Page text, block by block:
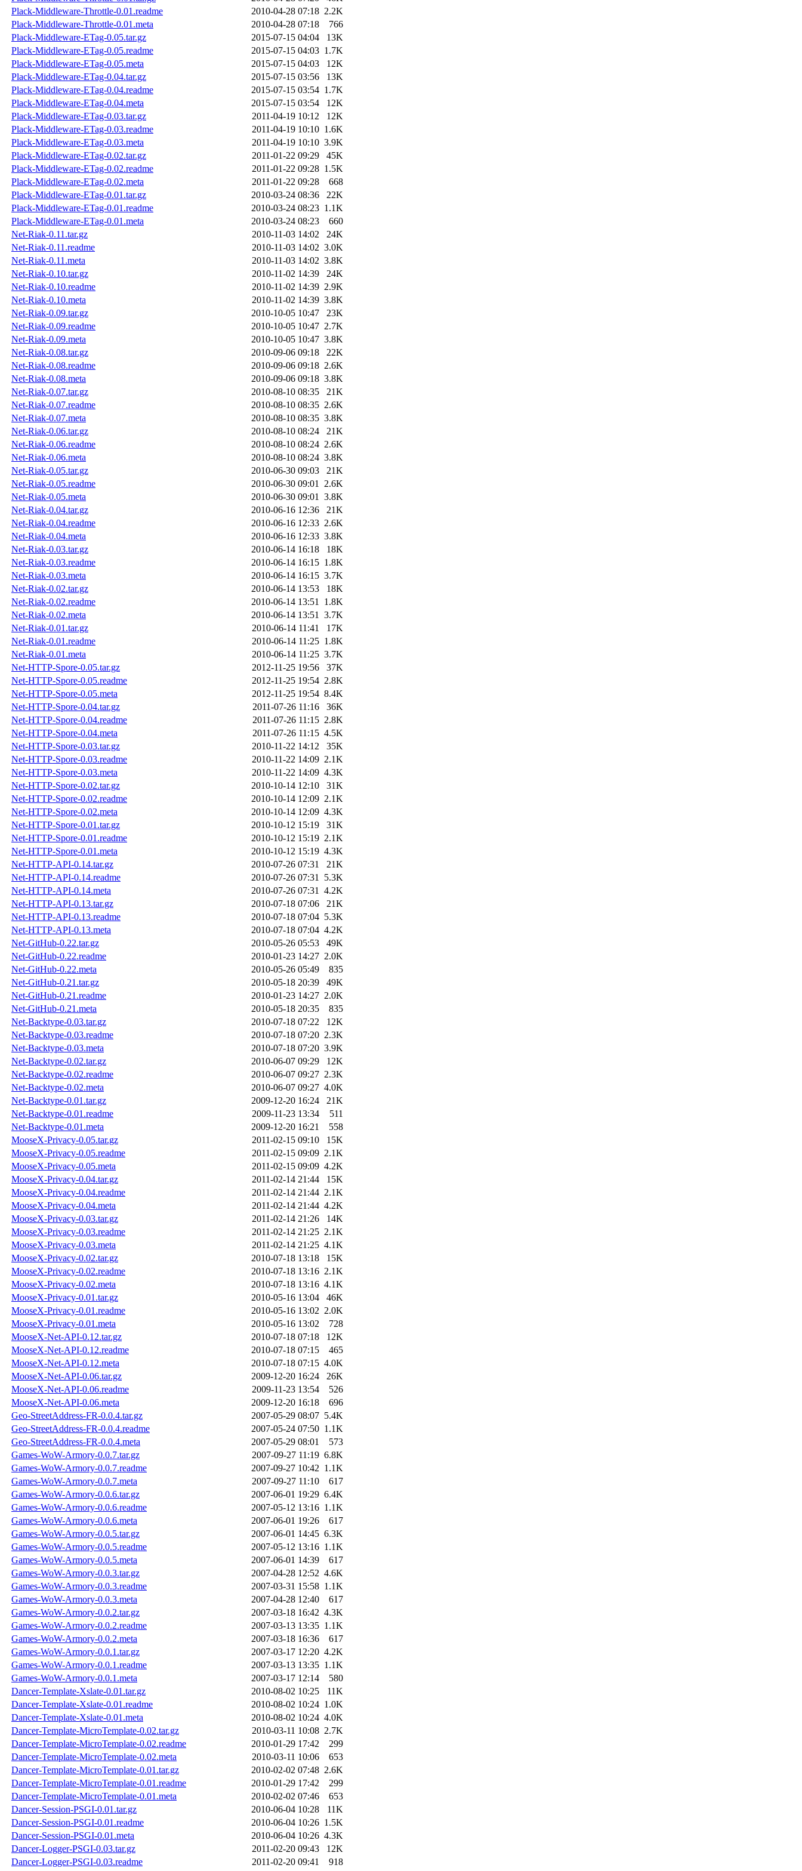
Plack-Middleware-Throttle-0.01.readme
2010-04-28 07:18 2.2K
Plack-Middleware-Throttle-0.01.meta
2010-04-28 07:18
766
Plack-Middleware-ETag-0.05.tar.gz
2015-07-15 04:04
13K
Plack-Middleware-ETag-0.05.readme
2015-07-15 04:03 1.7K
Plack-Middleware-ETag-0.05.meta
2015-07-15 04:03
12K
Plack-Middleware-ETag-0.04.tar.gz
2015-07-15 03:56
13K
Plack-Middleware-ETag-0.04.readme
2015-07-15 03:54 1.7K
Plack-Middleware-ETag-0.04.meta
2015-07-15 03:54
12K
Plack-Middleware-ETag-0.03.tar.gz
2011-04-19 10:12
12K
Plack-Middleware-ETag-0.03.readme
2011-04-19 10:10 1.6K
Plack-Middleware-ETag-0.03.meta
2011-04-19 10:10 3.9K
Plack-Middleware-ETag-0.02.tar.gz
2011-01-22 09:29
45K
Plack-Middleware-ETag-0.02.readme
2011-01-22 09:28 1.5K
Plack-Middleware-ETag-0.02.meta
2011-01-22 09:28
668
Plack-Middleware-ETag-0.01.tar.gz
2010-03-24 08:36
22K
Plack-Middleware-ETag-0.01.readme
2010-03-24 08:23 1.1K
Plack-Middleware-ETag-0.01.meta
2010-03-24 08:23
660
Net-Riak-0.11.tar.gz
2010-11-03 14:02
24K
Net-Riak-0.11.readme
2010-11-03 14:02 3.0K
Net-Riak-0.11.meta
2010-11-03 14:02 3.8K
Net-Riak-0.10.tar.gz
2010-11-02 14:39
24K
Net-Riak-0.10.readme
2010-11-02 14:39 2.9K
Net-Riak-0.10.meta
2010-11-02 14:39 3.8K
Net-Riak-0.09.tar.gz
2010-10-05 10:47
23K
Net-Riak-0.09.readme
2010-10-05 10:47 2.7K
Net-Riak-0.09.meta
2010-10-05 10:47 3.8K
Net-Riak-0.08.tar.gz
2010-09-06 09:18
22K
Net-Riak-0.08.readme
2010-09-06 09:18 2.6K
Net-Riak-0.08.meta
2010-09-06 09:18 3.8K
Net-Riak-0.07.tar.gz
2010-08-10 08:35
21K
Net-Riak-0.07.readme
2010-08-10 08:35 2.6K
Net-Riak-0.07.meta
2010-08-10 08:35 3.8K
Net-Riak-0.06.tar.gz
2010-08-10 08:24
21K
Net-Riak-0.06.readme
2010-08-10 08:24 2.6K
Net-Riak-0.06.meta
2010-08-10 08:24 3.8K
Net-Riak-0.05.tar.gz
2010-06-30 09:03
21K
Net-Riak-0.05.readme
2010-06-30 09:01 2.6K
Net-Riak-0.05.meta
2010-06-30 09:01 3.8K
Net-Riak-0.04.tar.gz
2010-06-16 12:36
21K
Net-Riak-0.04.readme
2010-06-16 12:33 2.6K
Net-Riak-0.04.meta
2010-06-16 12:33 3.8K
Net-Riak-0.03.tar.gz
2010-06-14 16:18
18K
Net-Riak-0.03.readme
2010-06-14 16:15 1.8K
Net-Riak-0.03.meta
2010-06-14 16:15 3.7K
Net-Riak-0.02.tar.gz
2010-06-14 13:53
18K
Net-Riak-0.02.readme
2010-06-14 13:51 1.8K
Net-Riak-0.02.meta
2010-06-14 13:51 3.7K
Net-Riak-0.01.tar.gz
2010-06-14 11:41
17K
Net-Riak-0.01.readme
2010-06-14 11:25 1.8K
Net-Riak-0.01.meta
2010-06-14 11:25 3.7K
Net-HTTP-Spore-0.05.tar.gz
2012-11-25 19:56
37K
Net-HTTP-Spore-0.05.readme
2012-11-25 19:54 2.8K
Net-HTTP-Spore-0.05.meta
2012-11-25 19:54 8.4K
Net-HTTP-Spore-0.04.tar.gz
2011-07-26 11:16
36K
Net-HTTP-Spore-0.04.readme
2011-07-26 11:15 2.8K
Net-HTTP-Spore-0.04.meta
2011-07-26 11:15 4.5K
Net-HTTP-Spore-0.03.tar.gz
2010-11-22 14:12
35K
Net-HTTP-Spore-0.03.readme
2010-11-22 14:09 2.1K
Net-HTTP-Spore-0.03.meta
2010-11-22 14:09 4.3K
Net-HTTP-Spore-0.02.tar.gz
2010-10-14 12:10
31K
Net-HTTP-Spore-0.02.readme
2010-10-14 12:09 2.1K
Net-HTTP-Spore-0.02.meta
2010-10-14 12:09 4.3K
Net-HTTP-Spore-0.01.tar.gz
2010-10-12 15:19
31K
Net-HTTP-Spore-0.01.readme
2010-10-12 15:19 2.1K
Net-HTTP-Spore-0.01.meta
2010-10-12 15:19 4.3K
Net-HTTP-API-0.14.tar.gz
2010-07-26 07:31
21K
Net-HTTP-API-0.14.readme
2010-07-26 07:31 5.3K
Net-HTTP-API-0.14.meta
2010-07-26 07:31 4.2K
Net-HTTP-API-0.13.tar.gz
2010-07-18 07:06
21K
Net-HTTP-API-0.13.readme
2010-07-18 07:04 5.3K
Net-HTTP-API-0.13.meta
2010-07-18 07:04 4.2K
Net-GitHub-0.22.tar.gz
2010-05-26 05:53
49K
Net-GitHub-0.22.readme
2010-01-23 14:27 2.0K
Net-GitHub-0.22.meta
2010-05-26 05:49
835
Net-GitHub-0.21.tar.gz
2010-05-18 20:39
49K
Net-GitHub-0.21.readme
2010-01-23 14:27 2.0K
Net-GitHub-0.21.meta
2010-05-18 20:35
835
Net-Backtype-0.03.tar.gz
2010-07-18 07:22
12K
Net-Backtype-0.03.readme
2010-07-18 07:20 2.3K
Net-Backtype-0.03.meta
2010-07-18 07:20 3.9K
Net-Backtype-0.02.tar.gz
2010-06-07 09:29
12K
Net-Backtype-0.02.readme
2010-06-07 09:27 2.3K
Net-Backtype-0.02.meta
2010-06-07 09:27 4.0K
Net-Backtype-0.01.tar.gz
2009-12-20 16:24
21K
Net-Backtype-0.01.readme
2009-11-23 13:34
511
Net-Backtype-0.01.meta
2009-12-20 16:21
558
MooseX-Privacy-0.05.tar.gz
2011-02-15 09:10
15K
MooseX-Privacy-0.05.readme
2011-02-15 09:09 2.1K
MooseX-Privacy-0.05.meta
2011-02-15 09:09 4.2K
MooseX-Privacy-0.04.tar.gz
2011-02-14 21:44
15K
MooseX-Privacy-0.04.readme
2011-02-14 21:44 2.1K
MooseX-Privacy-0.04.meta
2011-02-14 21:44 4.2K
MooseX-Privacy-0.03.tar.gz
2011-02-14 21:26
14K
MooseX-Privacy-0.03.readme
2011-02-14 21:25 2.1K
MooseX-Privacy-0.03.meta
2011-02-14 21:25 4.1K
MooseX-Privacy-0.02.tar.gz
2010-07-18 13:18
15K
MooseX-Privacy-0.02.readme
2010-07-18 13:16 2.1K
MooseX-Privacy-0.02.meta
2010-07-18 13:16 4.1K
MooseX-Privacy-0.01.tar.gz
2010-05-16 13:04
46K
MooseX-Privacy-0.01.readme
2010-05-16 13:02 2.0K
MooseX-Privacy-0.01.meta
2010-05-16 13:02
728
MooseX-Net-API-0.12.tar.gz
2010-07-18 07:18
12K
MooseX-Net-API-0.12.readme
2010-07-18 07:15
465
MooseX-Net-API-0.12.meta
2010-07-18 07:15 4.0K
MooseX-Net-API-0.06.tar.gz
2009-12-20 16:24
26K
MooseX-Net-API-0.06.readme
2009-11-23 13:54
526
MooseX-Net-API-0.06.meta
2009-12-20 16:18
696
Geo-StreetAddress-FR-0.0.4.tar.gz
2007-05-29 08:07 5.4K
Geo-StreetAddress-FR-0.0.4.readme
2007-05-24 07:50 1.1K
Geo-StreetAddress-FR-0.0.4.meta
2007-05-29 08:01
573
Games-WoW-Armory-0.0.7.tar.gz
2007-09-27 11:19 6.8K
Games-WoW-Armory-0.0.7.readme
2007-09-27 10:42 1.1K
Games-WoW-Armory-0.0.7.meta
2007-09-27 11:10
617
Games-WoW-Armory-0.0.6.tar.gz
2007-06-01 19:29 6.4K
Games-WoW-Armory-0.0.6.readme
2007-05-12 13:16 1.1K
Games-WoW-Armory-0.0.6.meta
2007-06-01 19:26
617
Games-WoW-Armory-0.0.5.tar.gz
2007-06-01 14:45 6.3K
Games-WoW-Armory-0.0.5.readme
2007-05-12 13:16 1.1K
Games-WoW-Armory-0.0.5.meta
2007-06-01 14:39
617
Games-WoW-Armory-0.0.3.tar.gz
2007-04-28 12:52 4.6K
Games-WoW-Armory-0.0.3.readme
2007-03-31 15:58 1.1K
Games-WoW-Armory-0.0.3.meta
2007-04-28 12:40
617
Games-WoW-Armory-0.0.2.tar.gz
2007-03-18 16:42 4.3K
Games-WoW-Armory-0.0.2.readme
2007-03-13 13:35 1.1K
Games-WoW-Armory-0.0.2.meta
2007-03-18 16:36
617
Games-WoW-Armory-0.0.1.tar.gz
2007-03-17 12:20 4.2K
Games-WoW-Armory-0.0.1.readme
2007-03-13 13:35 1.1K
Games-WoW-Armory-0.0.1.meta
2007-03-17 12:14
580
Dancer-Template-Xslate-0.01.tar.gz
2010-08-02 10:25
11K
Dancer-Template-Xslate-0.01.readme
2010-08-02 10:24 1.0K
Dancer-Template-Xslate-0.01.meta
2010-08-02 10:24 4.0K
Dancer-Template-MicroTemplate-0.02.tar.gz
2010-03-11 10:08 2.7K
Dancer-Template-MicroTemplate-0.02.readme
2010-01-29 17:42
299
Dancer-Template-MicroTemplate-0.02.meta
2010-03-11 10:06
653
Dancer-Template-MicroTemplate-0.01.tar.gz
2010-02-02 07:48 2.6K
Dancer-Template-MicroTemplate-0.01.readme
2010-01-29 17:42
299
Dancer-Template-MicroTemplate-0.01.meta
2010-02-02 07:46
653
Dancer-Session-PSGI-0.01.tar.gz
2010-06-04 10:28
11K
Dancer-Session-PSGI-0.01.readme
2010-06-04 10:26 1.5K
Dancer-Session-PSGI-0.01.meta
2010-06-04 10:26 4.3K
Dancer-Logger-PSGI-0.03.tar.gz
2011-02-20 09:43
12K
Dancer-Logger-PSGI-0.03.readme
2011-02-20 09:41
918